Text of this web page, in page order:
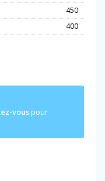
450
400
vous pour